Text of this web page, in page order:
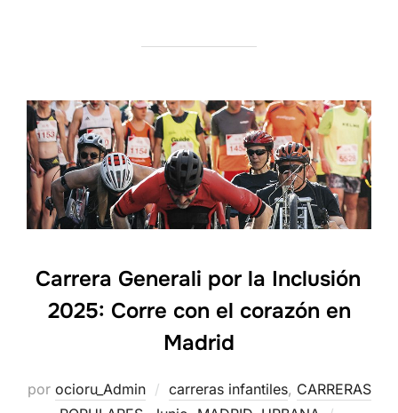
Carrera Generali por la Inclusión
2025: Corre con el corazón en
Madrid
por ocioru_Admin carreras infantiles, CARRERAS